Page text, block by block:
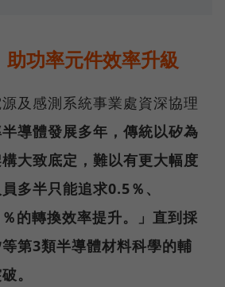
功率元件效率升級
及感測系統事業處資深協理
導體發展多年，傳統以矽為
大致底定，難以有更大幅度
多半只能追求0.5％、
的轉換效率提升。」直到採
第3類半導體材料科學的輔
。